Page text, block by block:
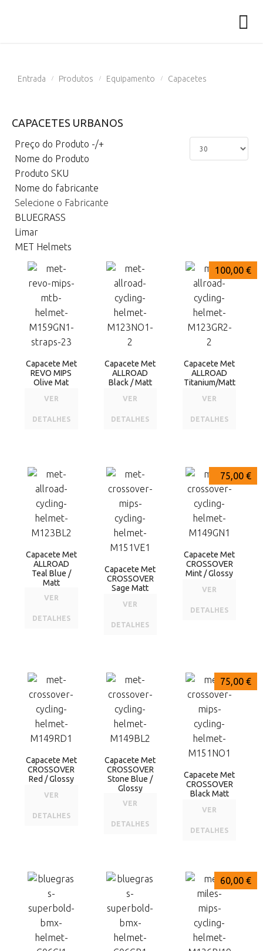
Entrada / Produtos / Equipamento / Capacetes
CAPACETES URBANOS
Preço do Produto -/+
Nome do Produto
Produto SKU
Nome do fabricante
Selecione o Fabricante
BLUEGRASS
Limar
MET Helmets
200,00 €
Capacete Met
REVO MIPS
Olive Mat
VER
DETALHES
100,00 €
Capacete Met
ALLROAD
Black / Matt
VER
DETALHES
100,00 €
Capacete Met
ALLROAD
Titanium/Matt
VER
DETALHES
100,00 €
Capacete Met
ALLROAD
Teal Blue /
Matt
VER
DETALHES
75,00 €
Capacete Met
CROSSOVER
Sage Matt
VER
DETALHES
75,00 €
Capacete Met
CROSSOVER
Mint / Glossy
VER
DETALHES
75,00 €
Capacete Met
CROSSOVER
Red / Glossy
VER
DETALHES
75,00 €
Capacete Met
CROSSOVER
Stone Blue /
Glossy
VER
DETALHES
75,00 €
Capacete Met
CROSSOVER
Black Matt
VER
DETALHES
60,00 €
60,00 €
60,00 €